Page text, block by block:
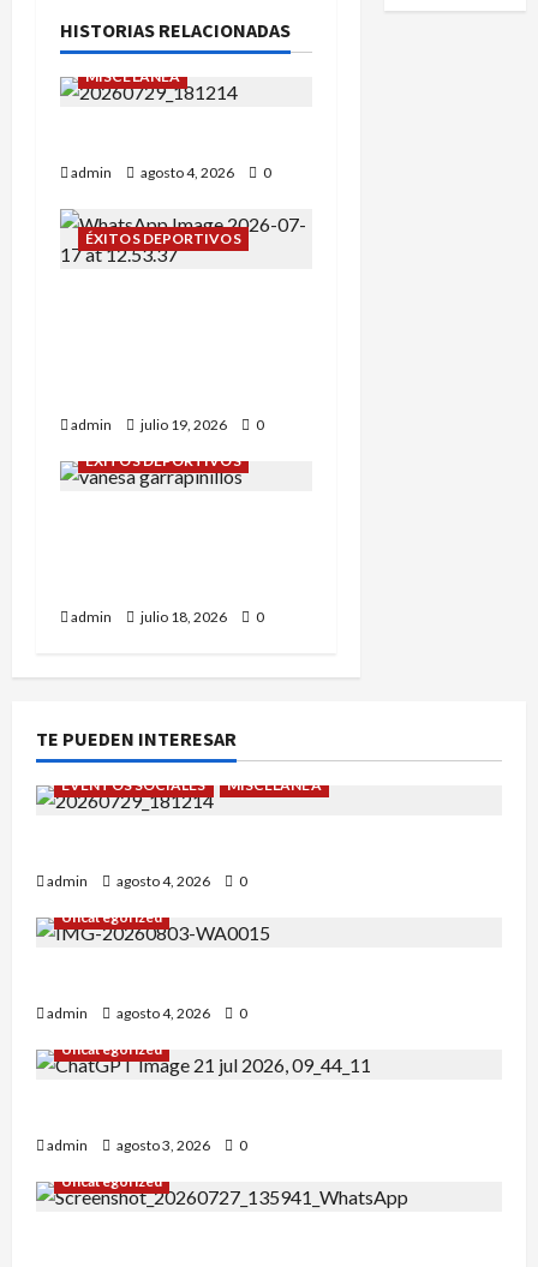
HISTORIAS RELACIONADAS
EVENTOS SOCIALES
MISCELÁNEA
admin agosto 4, 2026 0
ÉXITOS DEPORTIVOS
admin julio 19, 2026
0
ÉXITOS DEPORTIVOS
admin julio 18, 2026 0
TE PUEDEN INTERESAR
EVENTOS SOCIALES MISCELÁNEA
admin agosto 4, 2026
0
Uncategorized
admin agosto 4, 2026
0
Uncategorized
admin agosto 3, 2026
0
Uncategorized